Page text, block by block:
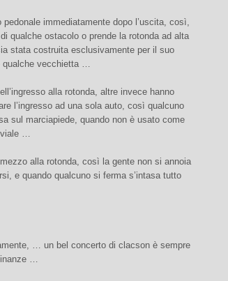
immediatamente dopo l’uscita, così,
qualche ostacolo o prende la rotonda ad alta
stata costruita esclusivamente per il suo
qualche vecchietta …
alla rotonda, altre invece hanno
l’ingresso ad una sola auto, così qualcuno
sul marciapiede, quando non è usato come
viale …
alla rotonda, così la gente non si annoia
e quando qualcuno si ferma s’intasa tutto
… un bel concerto di clacson è sempre
…